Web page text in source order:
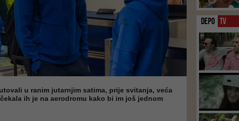
u ranim jutarnjim satima, prije svitanja, veća
ih je na aerodromu kako bi im još jednom
DEPO TV